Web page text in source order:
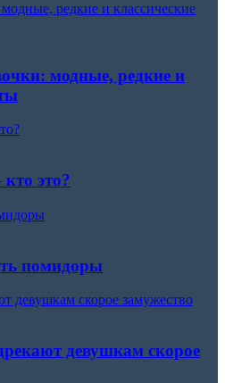
редкие и классические
модные, редкие и
это?
помидоры
девушкам скорое замужество
девушкам скорое